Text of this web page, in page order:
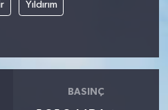
Yıldırım
BASINÇ